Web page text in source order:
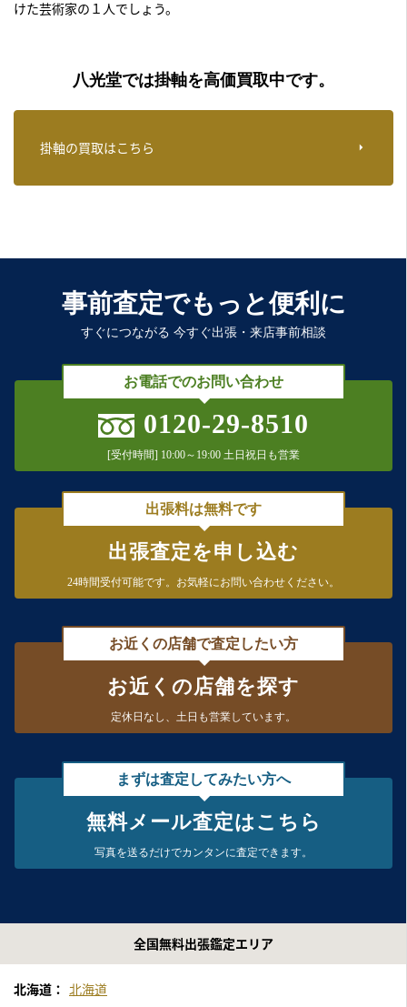
けた芸術家の１人でしょう。
八光堂では掛軸を高価買取中です。
掛軸の買取はこちら
事前査定でもっと便利に
すぐにつながる 今すぐ出張・来店事前相談
お電話でのお問い合わせ
0120-29-8510
[受付時間] 10:00～19:00 土日祝日も営業
出張料は無料です
出張査定を申し込む
24時間受付可能です。 お気軽にお問い合わせください。
お近くの店舗で査定したい方
お近くの店舗を探す
定休日なし、 土日も営業しています。
まずは査定してみたい方へ
無料メール査定はこちら
写真を送るだけでカンタンに査定できます。
全国無料出張鑑定エリア
北海道： 北海道